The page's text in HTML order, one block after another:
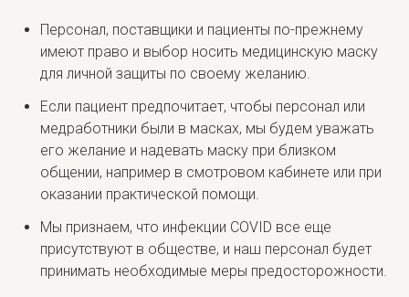
Персонал, поставщики и пациенты по-прежнему
имеют право и выбор носить медицинскую маску
для личной защиты по своему желанию.
Если пациент предпочитает, чтобы персонал или
медработники были в масках, мы будем уважать
его желание и надевать маску при близком
общении, например в смотровом кабинете или при
оказании практической помощи.
Мы признаем, что инфекции COVID все еще
присутствуют в обществе, и наш персонал будет
принимать необходимые меры предосторожности.